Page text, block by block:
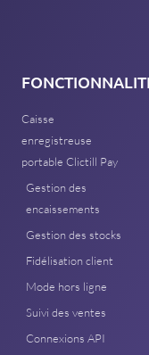
Caisse
enregistreuse
portable Clictill Pay
Gestion des
encaissements
Gestion des stocks
Fidélisation client
Mode hors ligne
Suivi des ventes
Connexions API